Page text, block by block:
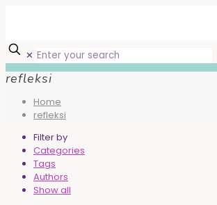
✕
refleksi
Home
refleksi
Filter by
Categories
Tags
Authors
Show all